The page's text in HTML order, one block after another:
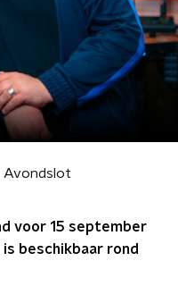
Avondslot
voor 15 september
is beschikbaar rond